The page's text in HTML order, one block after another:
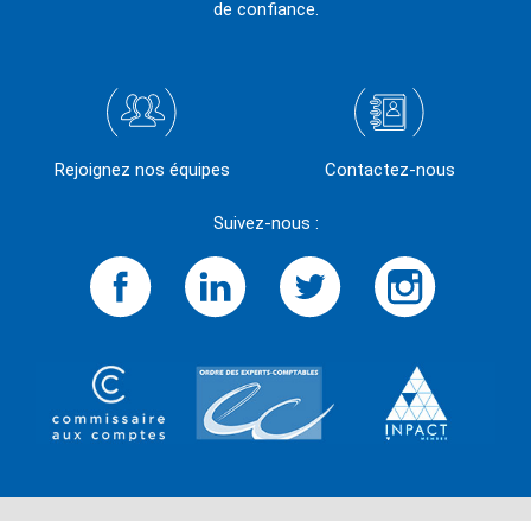
de confiance.
Suivez-nous :
Rejoignez nos équipes Contactez-nous